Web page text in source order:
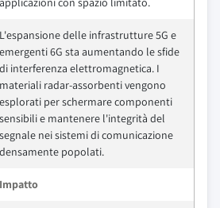
L'espansione delle infrastrutture 5G e
emergenti 6G sta aumentando le sfide
di interferenza elettromagnetica. I
materiali radar-assorbenti vengono
esplorati per schermare componenti
sensibili e mantenere l'integrità del
segnale nei sistemi di comunicazione
densamente popolati.
Impatto